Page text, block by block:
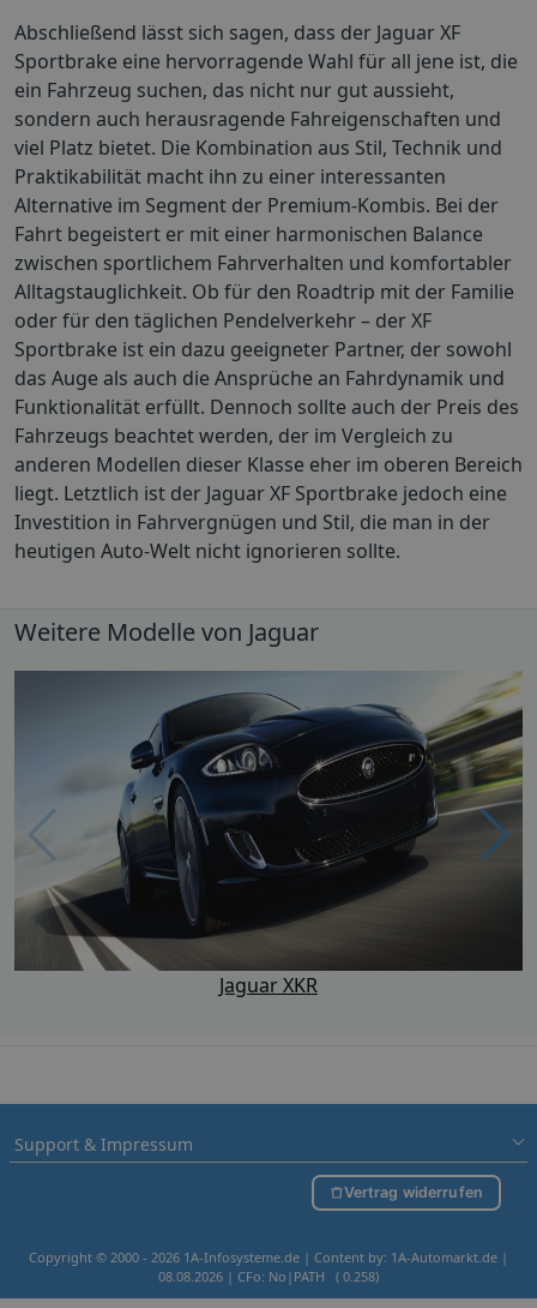
Abschließend lässt sich sagen, dass der Jaguar XF
Sportbrake eine hervorragende Wahl für all jene ist, die
ein Fahrzeug suchen, das nicht nur gut aussieht,
sondern auch herausragende Fahreigenschaften und
viel Platz bietet. Die Kombination aus Stil, Technik und
Praktikabilität macht ihn zu einer interessanten
Alternative im Segment der Premium-Kombis. Bei der
Fahrt begeistert er mit einer harmonischen Balance
zwischen sportlichem Fahrverhalten und komfortabler
Alltagstauglichkeit. Ob für den Roadtrip mit der Familie
oder für den täglichen Pendelverkehr – der XF
Sportbrake ist ein dazu geeigneter Partner, der sowohl
das Auge als auch die Ansprüche an Fahrdynamik und
Funktionalität erfüllt. Dennoch sollte auch der Preis des
Fahrzeugs beachtet werden, der im Vergleich zu
anderen Modellen dieser Klasse eher im oberen Bereich
liegt. Letztlich ist der Jaguar XF Sportbrake jedoch eine
Investition in Fahrvergnügen und Stil, die man in der
heutigen Auto-Welt nicht ignorieren sollte.
Weitere Modelle von Jaguar
Jaguar XKR
Support & Impressum
Vertrag widerrufen
Copyright © 2000 - 2026 1A-Infosysteme.de | Content by: 1A-Automarkt.de |
08.08.2026 | CFo: No|PATH ( 0.258)